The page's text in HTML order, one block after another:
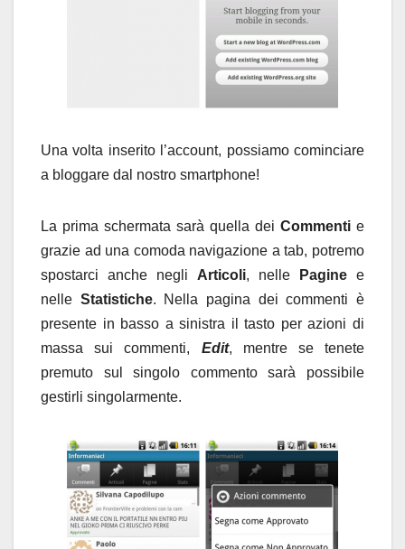
Una volta inserito l’account, possiamo cominciare
a bloggare dal nostro smartphone!
La prima schermata sarà quella dei Commenti e
grazie ad una comoda navigazione a tab, potremo
spostarci anche negli Articoli, nelle Pagine e
nelle Statistiche. Nella pagina dei commenti è
presente in basso a sinistra il tasto per azioni di
massa sui commenti, Edit, mentre se tenete
premuto sul singolo commento sarà possibile
gestirli singolarmente.